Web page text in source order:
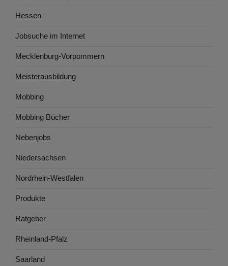
Hessen
Jobsuche im Internet
Mecklenburg-Vorpommern
Meisterausbildung
Mobbing
Mobbing Bücher
Nebenjobs
Niedersachsen
Nordrhein-Westfalen
Produkte
Ratgeber
Rheinland-Pfalz
Saarland